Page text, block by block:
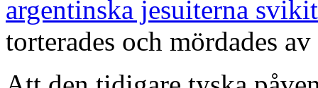
argentinska jesuiterna
torterades och mördades